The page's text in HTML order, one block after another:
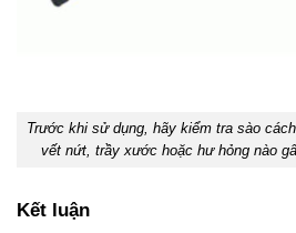
Trước khi sử dụng, hãy kiểm tra sào
vết nứt, trầy xước hoặc hư hỏng nào
Kết luận